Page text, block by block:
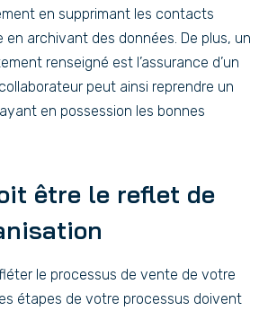
en supprimant les contacts
archivant des données. De plus, un
renseigné est l’assurance d’un
peut ainsi reprendre un
en possession les bonnes
être le reflet de
le processus de vente de votre
étapes de votre processus doivent